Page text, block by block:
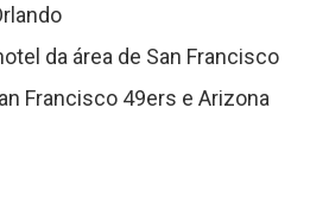
da área de San Francisco
Francisco 49ers e Arizona